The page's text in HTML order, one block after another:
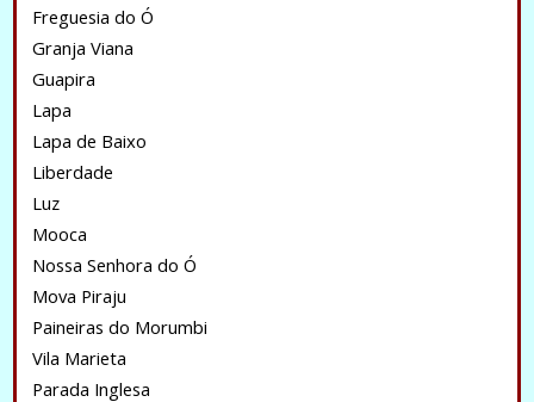
Freguesia do Ó
Granja Viana
Guapira
Lapa
Lapa de Baixo
Liberdade
Luz
Mooca
Nossa Senhora do Ó
Mova Piraju
Paineiras do Morumbi
Vila Marieta
Parada Inglesa